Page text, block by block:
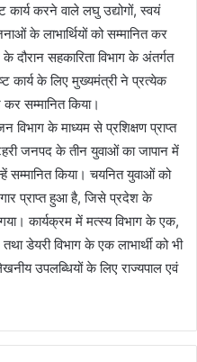
करने वाले लघु उद्योगों, स्वयं
के लाभार्थियों को सम्मानित कर
दौरान सहकारिता विभाग के अंतर्गत
कार्य के लिए मुख्यमंत्री ने प्रत्येक
सम्मानित किया।
के माध्यम से प्रशिक्षण प्राप्त
जनपद के तीन युवाओं का जापान में
सम्मानित किया। चयनित युवाओं को
प्राप्त हुआ है, जिसे प्रदेश के
कार्यक्रम में मत्स्य विभाग के एक,
डेयरी विभाग के एक लाभार्थी को भी
उपलब्धियों के लिए राज्यपाल एवं